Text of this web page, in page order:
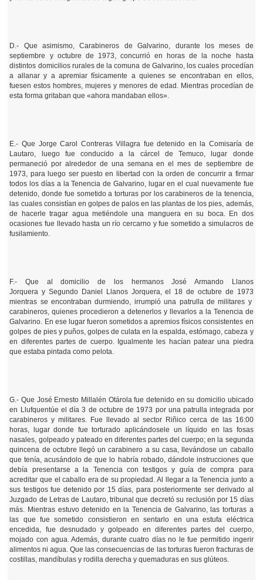
D.- Que asimismo, Carabineros de Galvarino, durante los meses de
septiembre y octubre de 1973, concurrió en horas de la noche hasta
distintos domicilios rurales de la comuna de Galvarino, los cuales procedían
a allanar y a apremiar físicamente a quienes se encontraban en ellos,
fuesen estos hombres, mujeres y menores de edad. Mientras procedían de
esta forma gritaban que «ahora mandaban ellos».
E.- Que Jorge Carol Contreras Villagra fue detenido en la Comisaría de
Lautaro, luego fue conducido a la cárcel de Temuco, lugar donde
permaneció por alrededor de una semana en el mes de septiembre de
1973, para luego ser puesto en libertad con la orden de concurrir a firmar
todos los días a la Tenencia de Galvarino, lugar en el cual nuevamente fue
detenido, donde fue sometido a torturas por los carabineros de la tenencia,
las cuales consistían en golpes de palos en las plantas de los pies, además,
de hacerle tragar agua metiéndole una manguera en su boca. En dos
ocasiones fue llevado hasta un río cercarno y fue sometido a simulacros de
fusilamiento.
F.- Que al domicilio de los hermanos José Armando Llanos
Jorquera y Segundo Daniel Llanos Jorquera, el 18 de octubre de 1973
mientras se encontraban durmiendo, irrumpió una patrulla de militares y
carabineros, quienes procedieron a detenerlos y llevarlos a la Tenencia de
Galvarino. En ese lugar fueron sometidos a apremios físicos consistentes en
golpes de pies y puños, golpes de culata en la espalda, estómago, cabeza y
en diferentes partes de cuerpo. Igualmente les hacían patear una piedra
que estaba pintada como pelota.
G.- Que José Ernesto Millalén Otárola fue detenido en su domicilio ubicado
en Llufquentúe el día 3 de octubre de 1973 por una patrulla integrada por
carabineros y militares. Fue llevado al sector Riñico cerca de las 16:00
horas, lugar donde fue torturado aplicándosele un líquido en las fosas
nasales, golpeado y pateado en diferentes partes del cuerpo; en la segunda
quincena de octubre llegó un carabinero a su casa, llevándose un caballo
que tenía, acusándolo de que lo habría robado, dándole instrucciones que
debía presentarse a la Tenencia con testigos y guía de compra para
acreditar que el caballo era de su propiedad. Al llegar a la Tenencia junto a
sus testigos fue detenido por 15 días, para posteriormente ser derivado al
Juzgado de Letras de Lautaro, tribunal que decretó su reclusión por 15 días
más. Mientras estuvo detenido en la Tenencia de Galvarino, las torturas a
las que fue sometido consistieron en sentarlo en una estufa eléctrica
encedida, fue desnudado y golpeado en diferentes partes del cuerpo,
mojado con agua. Además, durante cuatro días no le fue permitido ingerir
alimentos ni agua. Que las consecuencias de las torturas fueron fracturas de
costillas, mandíbulas y rodilla derecha y quemaduras en sus glúteos.